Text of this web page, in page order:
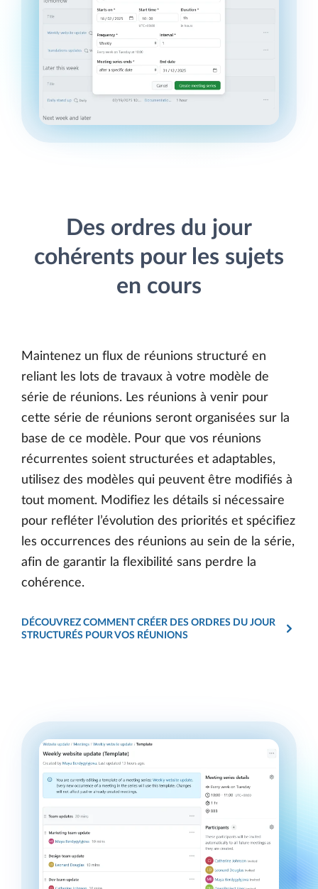
Des ordres du jour
cohérents pour les sujets
en cours
Maintenez un flux de réunions structuré en
reliant les lots de travaux à votre modèle de
série de réunions. Les réunions à venir pour
cette série de réunions seront organisées sur la
base de ce modèle. Pour que vos réunions
récurrentes soient structurées et adaptables,
utilisez des modèles qui peuvent être modifiés à
tout moment. Modifiez les détails si nécessaire
pour refléter l’évolution des priorités et spécifiez
les occurrences des réunions au sein de la série,
afin de garantir la flexibilité sans perdre la
cohérence.
DÉCOUVREZ COMMENT CRÉER DES ORDRES DU JOUR
STRUCTURÉS POUR VOS RÉUNIONS